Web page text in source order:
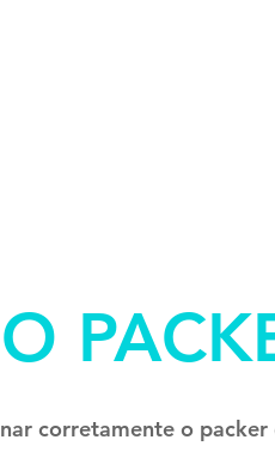
corretamente o